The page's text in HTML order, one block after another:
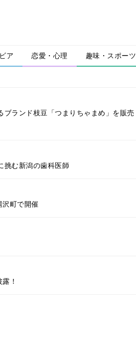
ア 恋愛・心理 趣味・スポーツ
ランド枝豆「つまりちゃまめ」を販売
挑む新潟の歯科医師
沢町で開催
！